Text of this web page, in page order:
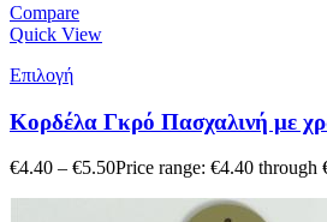
Compare
Quick View
Επιλογή
Κορδέλα Γκρό Πασχαλινή με
€4.40 – €5.50Price range: €4.40 through